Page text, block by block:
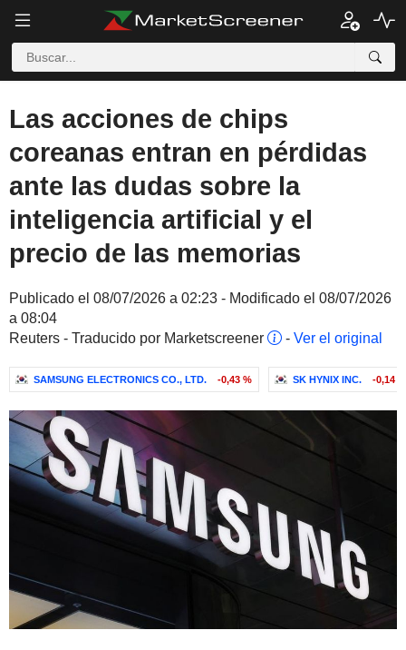
Las acciones de chips
coreanas entran en pérdidas
ante las dudas sobre la
inteligencia artificial y el
precio de las memorias
Publicado el 08/07/2026 a 02:23 - Modificado el 08/07/2026
a 08:04
Reuters - Traducido por Marketscreener
- Ver el original
SAMSUNG ELECTRONICS CO., LTD. -0,43 % SK HYNIX INC. -0,14 %